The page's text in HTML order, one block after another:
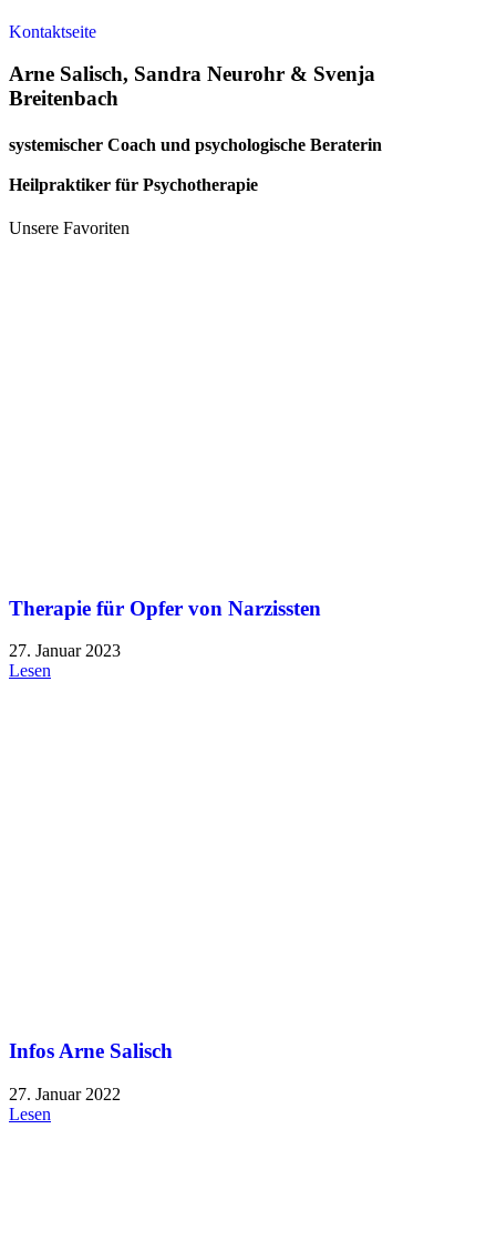
Kontaktseite
Arne Salisch, Sandra Neurohr & Svenja
Breitenbach
systemischer Coach und psychologische Beraterin
Heilpraktiker für Psychotherapie
Unsere Favoriten
Therapie für Opfer von Narzissten
27. Januar 2023
Lesen
Infos Arne Salisch
27. Januar 2022
Lesen